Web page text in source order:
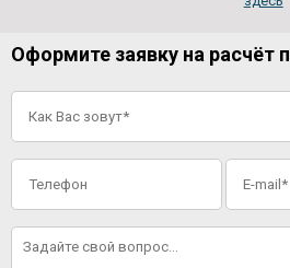
Оформите заявку на расчёт